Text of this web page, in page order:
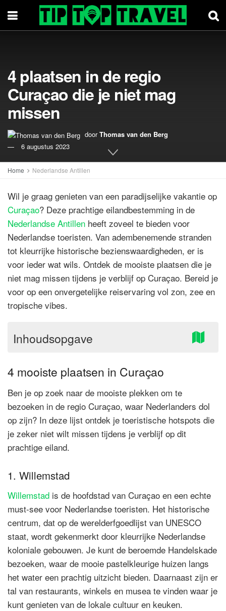
4 plaatsen in de regio
Curaçao die je niet mag
missen
door Thomas van den Berg
6 augustus 2023
Home Nederlandse Antillen
Wil je graag genieten van een paradijselijke vakantie op
Curaçao? Deze prachtige eilandbestemming in de
Nederlandse Antillen heeft zoveel te bieden voor
Nederlandse toeristen. Van adembenemende stranden
tot kleurrijke historische bezienswaardigheden, er is
voor ieder wat wils. Ontdek de mooiste plaatsen die je
niet mag missen tijdens je verblijf op Curaçao. Bereid je
voor op een onvergetelijke reiservaring vol zon, zee en
tropische vibes.
Inhoudsopgave
4 mooiste plaatsen in Curaçao
Ben je op zoek naar de mooiste plekken om te
bezoeken in de regio Curaçao, waar Nederlanders dol
op zijn? In deze lijst ontdek je toeristische hotspots die
je zeker niet wilt missen tijdens je verblijf op dit
prachtige eiland.
1. Willemstad
Willemstad is de hoofdstad van Curaçao en een echte
must-see voor Nederlandse toeristen. Het historische
centrum, dat op de werelderfgoedlijst van UNESCO
staat, wordt gekenmerkt door kleurrijke Nederlandse
koloniale gebouwen. Je kunt de beroemde Handelskade
bezoeken, waar de mooie pastelkleurige huizen langs
het water een prachtig uitzicht bieden. Daarnaast zijn er
tal van restaurants, winkels en musea te vinden waar je
kunt genieten van de lokale cultuur en keuken.